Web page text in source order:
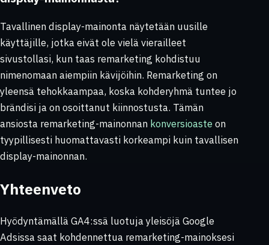
Tavallinen display-mainonta näytetään uusille
käyttäjille, jotka eivät ole vielä vierailleet
sivustollasi, kun taas remarketing kohdistuu
nimenomaan aiempiin kävijöihin. Remarketing on
yleensä tehokkaampaa, koska kohderyhmä tuntee jo
brändisi ja on osoittanut kiinnostusta. Tämän
ansiosta remarketing-mainonnan konversioaste on
tyypillisesti huomattavasti korkeampi kuin tavallisen
display-mainonnan.
Yhteenveto
Hyödyntämällä GA4:ssä luotuja yleisöjä Google
Adsissa saat kohdennettua remarketing-mainoksesi